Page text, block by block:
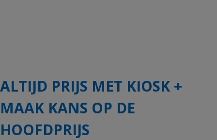
ALTIJD PRIJS MET KIOSK +
MAAK KANS OP DE
HOOFDPRIJS